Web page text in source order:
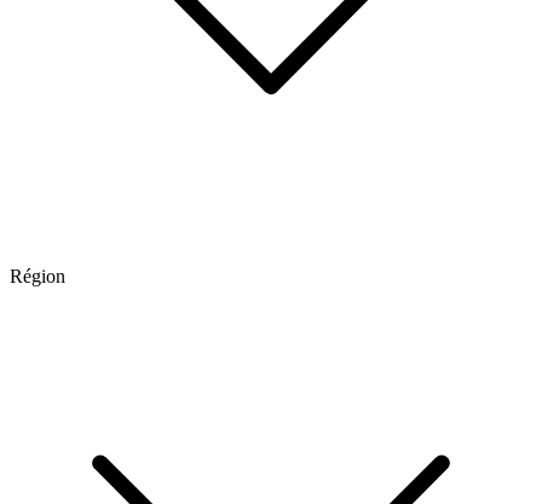
Région